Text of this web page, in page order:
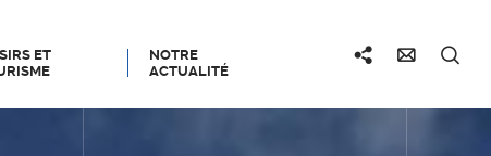
ET
NOTRE
ACTUALITÉ